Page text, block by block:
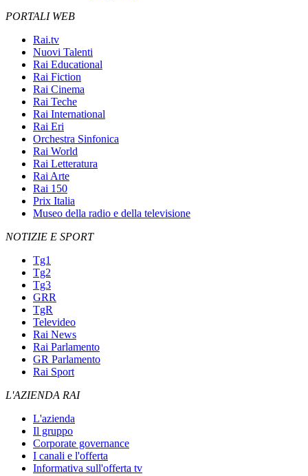
PORTALI WEB
Rai.tv
Nuovi Talenti
Rai Educational
Rai Fiction
Rai Cinema
Rai Teche
Rai International
Rai Eri
Orchestra Sinfonica
Rai World
Rai Letteratura
Rai Arte
Rai 150
Prix Italia
Museo della radio e della televisione
NOTIZIE E SPORT
Tg1
Tg2
Tg3
GRR
TgR
Televideo
Rai News
Rai Parlamento
GR Parlamento
Rai Sport
L'AZIENDA RAI
L'azienda
Il gruppo
Corporate governance
I canali e l'offerta
Informativa sull'offerta tv